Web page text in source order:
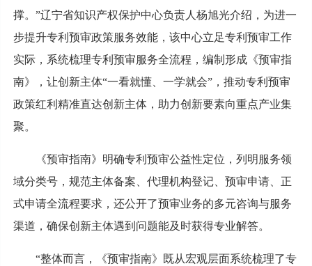
撑。”辽宁省知识产权保护中心负责人杨旭光介绍，为进一
步提升专利预审政策服务效能，该中心立足专利预审工作
实际，系统梳理专利预审服务全流程，编制形成《预审指
南》，让创新主体“一看就懂、一学就会”，推动专利预审
政策红利精准直达创新主体，助力创新要素向重点产业集
聚。
《预审指南》明确专利预审公益性定位，列明服务领
域分类号，规范主体备案、代理机构登记、预审申请、正
式申请全流程要求，还公开了预审业务的多元咨询与服务
渠道，确保创新主体遇到问题能及时获得专业解答。
“整体而言，《预审指南》既从宏观层面系统梳理了专